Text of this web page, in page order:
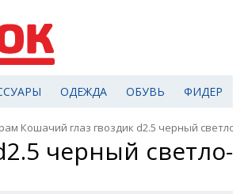
ОДЕЖДА ОБУВЬ ФИДЕР
Кошачий глаз гвоздик d2.5 черный
черный